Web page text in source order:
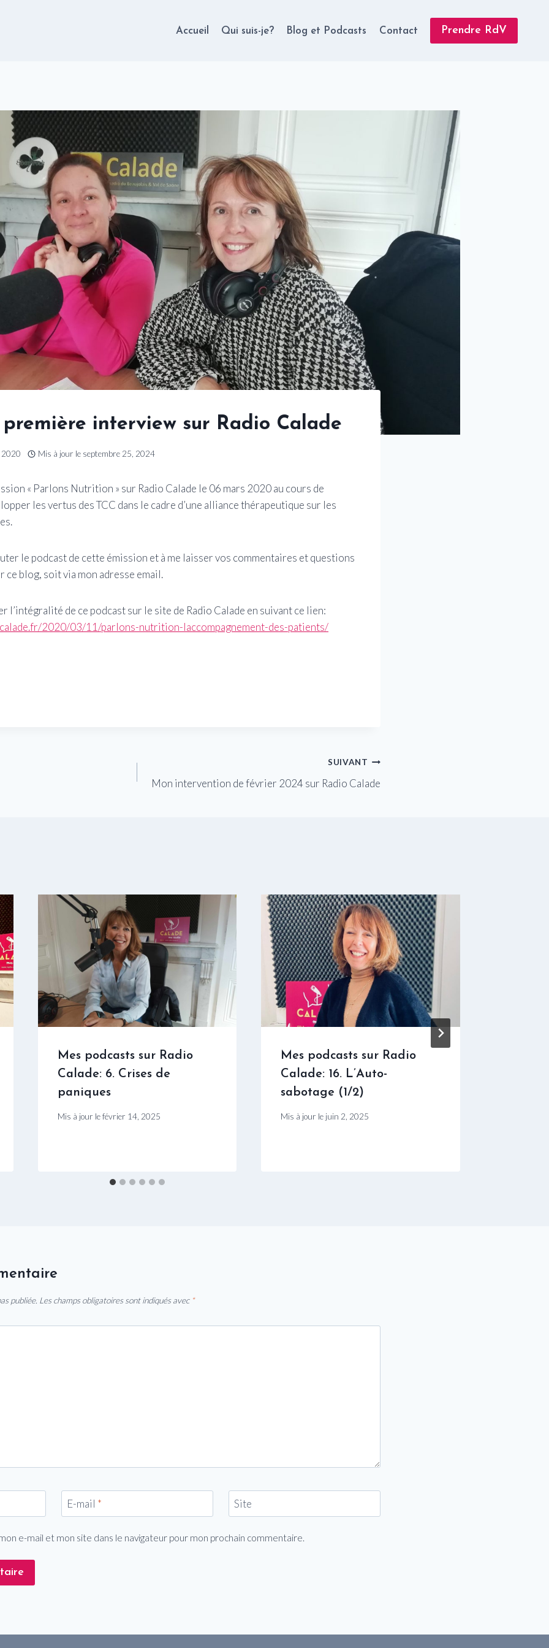
Accueil Qui suis-je? Blog et Podcasts Contact Prendre RdV
interview sur Radio Calade
Mis à jour le septembre 25, 2024
« Parlons Nutrition » sur Radio Calade le 06 mars 2020 au cours de
les vertus des TCC dans le cadre d’une alliance thérapeutique sur les
le podcast de cette émission et à me laisser vos commentaires et questions
blog, soit via mon adresse email.
l’intégralité de ce podcast sur le site de Radio Calade en suivant ce lien:
2020/03/11/parlons-nutrition-laccompagnement-des-patients/
SUIVANT
Mon intervention de février 2024 sur Radio Calade
Mes podcasts sur Radio
Calade: 6. Crises de
paniques
Mis à jour le février 14, 2025
Mes podcasts sur Radio
Calade: 16. L’Auto-
sabotage (1/2)
Mis à jour le juin 2, 2025
publiée. Les champs obligatoires sont indiqués avec *
E-mail * Site
e-mail et mon site dans le navigateur pour mon prochain commentaire.